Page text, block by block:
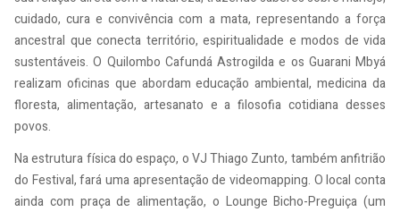
cuidado, cura e convivência com a mata, representando a força
ancestral que conecta território, espiritualidade e modos de vida
sustentáveis. O Quilombo Cafundá Astrogilda e os Guarani Mbyá
realizam oficinas que abordam educação ambiental, medicina da
floresta, alimentação, artesanato e a filosofia cotidiana desses
povos.
Na estrutura física do espaço, o VJ Thiago Zunto, também anfitrião
do Festival, fará uma apresentação de videomapping. O local conta
ainda com praça de alimentação, o Lounge Bicho-Preguiça (um